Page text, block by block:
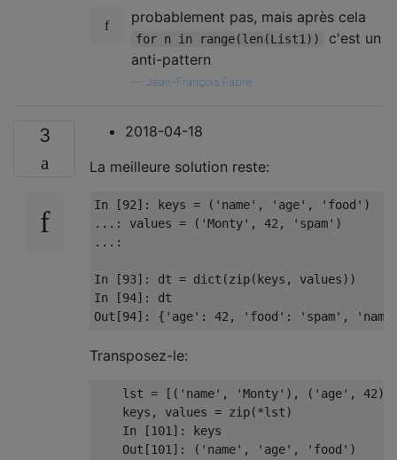
probablement pas, mais après cela
for n in range(len(List1))
c'est un
anti-pattern
Jean-François Fabre
3
2018-04-18
La meilleure solution reste:
In [92]: keys = ( 'name' , 'age' , 'food' )
...:
values = ( 'Monty' , 42 , 'spam' )
...:
In [93]: dt = dict (zip( keys , values))
In
[94]:
Out [94]: { 'age' : 42 , 'food' : 'spam' ,
Transposez-le:
    lst
= [( 'name' , 'Monty' ), ( 'age' , 42),
    keys
, values = zip(*lst)
In
[101 ]:
keys
Out [101 ]: ( 'name' , 'age' , 'food' )